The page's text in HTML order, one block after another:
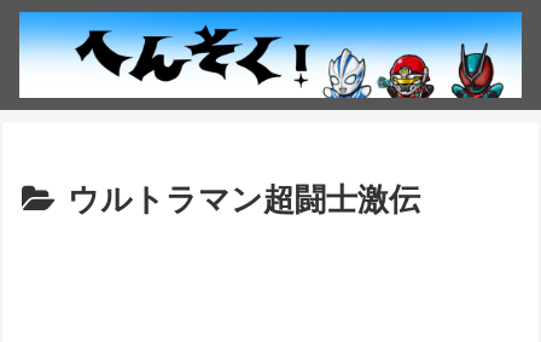
ウルトラマン超闘士激伝